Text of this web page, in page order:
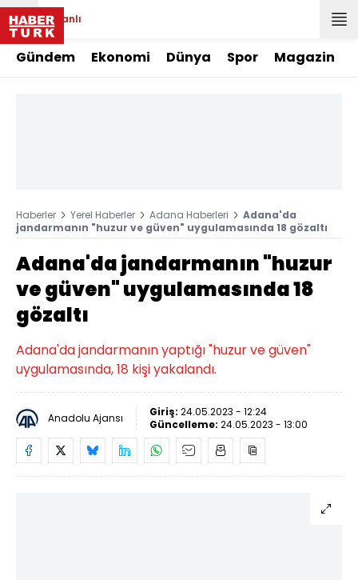
Canlı
Gündem Ekonomi Dünya Spor Magazin
Haberler Yerel Haberler Adana Haberleri
Adana'da
jandarmanın "huzur ve güven" uygulamasında 18 gözaltı
Adana'da jandarmanın "huzur
ve güven" uygulamasında 18
gözaltı
Adana'da jandarmanın yaptığı "huzur ve güven"
uygulamasında, 18 kişi yakalandı.
Anadolu Ajansı Giriş: 24.05.2023 - 12:24
Güncelleme: 24.05.2023 - 13:00